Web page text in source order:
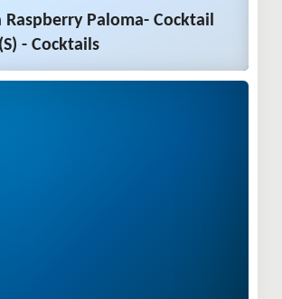
Raspberry Paloma- Cocktail
- Cocktails